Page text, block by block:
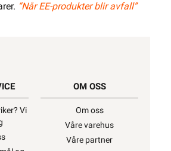
“Når EE-produkter blir avfall”
Vi
OM OSS
Om oss
Våre varehus
Våre partner